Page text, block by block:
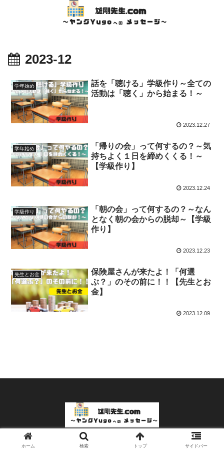
2023-12
学年始め
話を「聴ける」学級作り～全ての
活動は「聴く」から始まる！～
2023.12.27
学年始め
「帰りの会」って何するの？～気
持ちよく１日を締めくくる！～
【学級作り】
2023.12.24
学級作り
「朝の会」って何するの？～なん
となく朝の会からの脱却～【学級
作り】
2023.12.23
先生とお金
保険屋さんが来たよ！「何選
ぶ？」のその前に！！【先生とお
金】
2023.12.09
© 2023 雄剛先生.com～ヤングYugoへのメッセージ～.
ホーム 検索 トップ サイドバー